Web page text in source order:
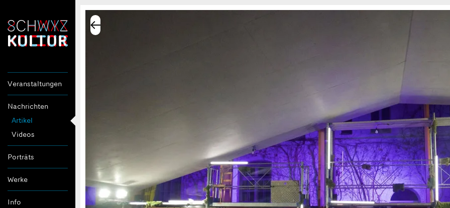
Veranstaltungen
Nachrichten
Artikel
Videos
Porträts
Werke
Info